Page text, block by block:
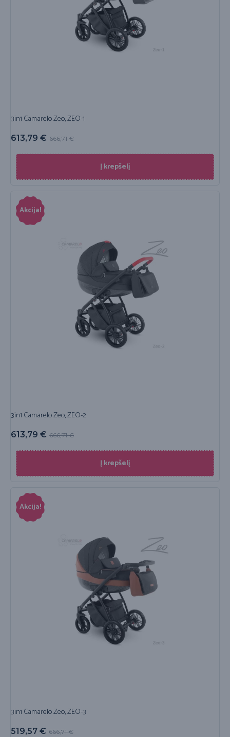
3in1 Camarelo Zeo, ZEO-1
666,71€
613,79 €
Į krepšelį
Akcija!
3in1 Camarelo Zeo, ZEO-2
666,71€
613,79 €
Į krepšelį
Akcija!
3in1 Camarelo Zeo, ZEO-3
666,71€
519,57 €